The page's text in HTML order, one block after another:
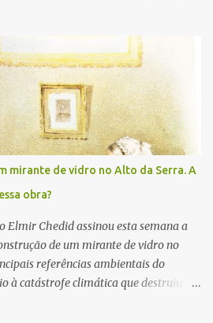
regiões do país e terá percursos
de Serra Negra, Amparo, Monte Alegre
garantir a segurança dos
trechos de rodovias e estradas
temporariamente ao longo da prova.
Pedro Penteado, em Serra Negra,
e de todas as prefeituras envolvidas,
forma programada e os trechos serão
mirante de vidro no Alto da Serra. A
obra?
Elmir Chedid assinou esta semana a
de um mirante de vidro no
referências ambientais do
à catástrofe climática que destruiu o